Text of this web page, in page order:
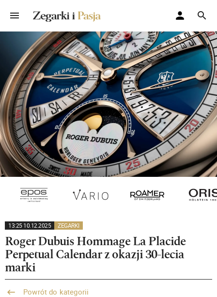
13:25 10.12.2025 ZEGARKI
Roger Dubuis Hommage La Placide
Perpetual Calendar z okazji 30-lecia
marki
Powrót do kategorii